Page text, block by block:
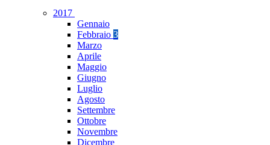
2017
Gennaio
Febbraio 3
Marzo
Aprile
Maggio
Giugno
Luglio
Agosto
Settembre
Ottobre
Novembre
Dicembre